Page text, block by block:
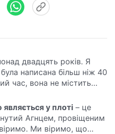
двадцять років. Я
написана більш ніж 40
час, вона не містить
що Бог є справжнім
походить від
у плоті – це
Агнцем, провіщеним
Ми віримо, що